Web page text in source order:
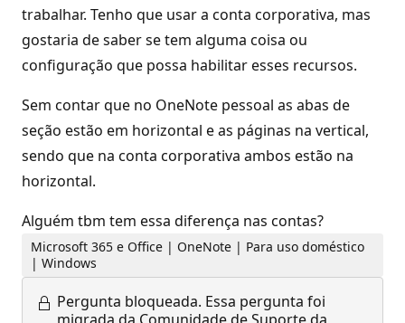
trabalhar. Tenho que usar a conta corporativa, mas
gostaria de saber se tem alguma coisa ou
configuração que possa habilitar esses recursos.
Sem contar que no OneNote pessoal as abas de
seção estão em horizontal e as páginas na vertical,
sendo que na conta corporativa ambos estão na
horizontal.
Alguém tbm tem essa diferença nas contas?
Microsoft 365 e Office | OneNote | Para uso doméstico
| Windows
Pergunta bloqueada. Essa pergunta foi